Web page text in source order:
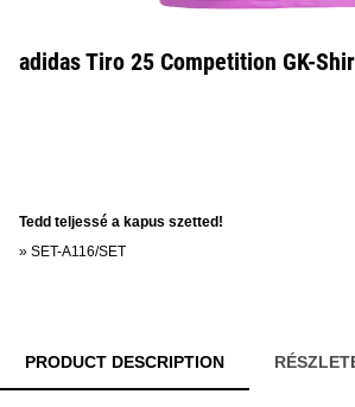
adidas Tiro 25 Competition GK-
Tedd teljessé a kapus szetted!
» SET-A116/SET
PRODUCT DESCRIPTION